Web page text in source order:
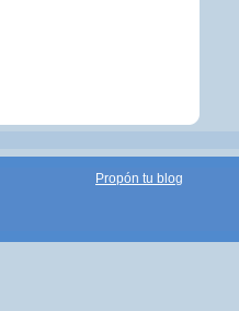
Propón tu blog